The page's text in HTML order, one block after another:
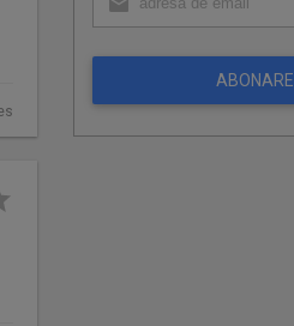
ABONARE